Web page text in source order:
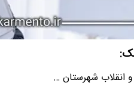
انقلاب شهرستان …